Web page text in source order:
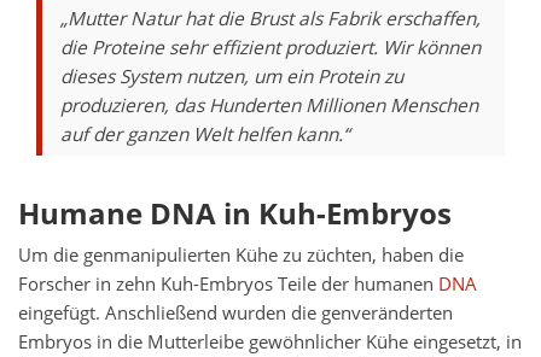
„Mutter Natur hat die Brust als Fabrik erschaffen,
die Proteine sehr effizient produziert. Wir können
dieses System nutzen, um ein Protein zu
produzieren, das Hunderten Millionen Menschen
auf der ganzen Welt helfen kann.“
Humane DNA in Kuh-Embryos
Um die genmanipulierten Kühe zu züchten, haben die
Forscher in zehn Kuh-Embryos Teile der humanen DNA
eingefügt. Anschließend wurden die genveränderten
Embryos in die Mutterleibe gewöhnlicher Kühe eingesetzt, in